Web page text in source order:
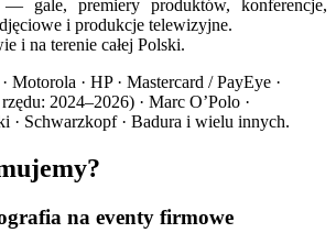
gale, premiery produktów, konferencje,
i produkcje telewizyjne.
i na terenie całej Polski.
Motorola · HP · Mastercard / PayEye ·
2024–2026) · Marc O’Polo ·
· Schwarzkopf · Badura i wielu innych.
na eventy firmowe